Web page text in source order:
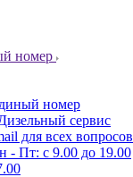
номер
номер
сервис
для всех вопросов
- Пт: с 9.00 до 19.00